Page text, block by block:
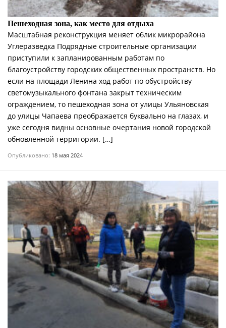
Пешеходная зона, как место для отдыха
Масштабная реконструкция меняет облик микрорайона
Углеразведка Подрядные строительные организации
приступили к запланированным работам по
благоустройству городских общественных пространств. Но
если на площади Ленина ход работ по обустройству
светомузыкального фонтана закрыт техническим
ограждением, то пешеходная зона от улицы Ульяновская
до улицы Чапаева преображается буквально на глазах, и
уже сегодня видны основные очертания новой городской
обновленной территории. […]
Опубликовано: 18 мая 2024